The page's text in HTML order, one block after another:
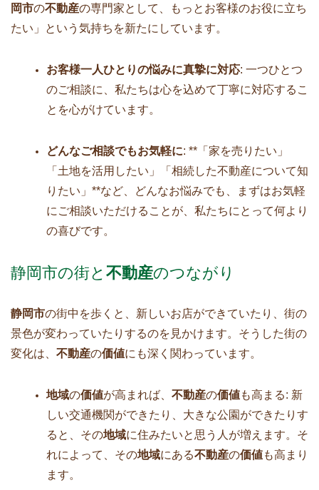
岡市の不動産の専門家として、もっとお客様のお役に立ち
たい」という気持ちを新たにしています。
お客様一人ひとりの悩みに真摯に対応: 一つひとつ
のご相談に、私たちは心を込めて丁寧に対応するこ
とを心がけています。
どんなご相談でもお気軽に: **「家を売りたい」
「土地を活用したい」「相続した不動産について知
りたい」**など、どんなお悩みでも、まずはお気軽
にご相談いただけることが、私たちにとって何より
の喜びです。
静岡市の街と 不動産のつながり
静岡市の街中を歩くと、新しいお店ができていたり、街の
景色が変わっていたりするのを見かけます。そうした街の
変化は、 不動産の価値にも深く関わっています。
地域の価値が高まれば、 不動産の価値も高まる: 新
しい交通機関ができたり、大きな公園ができたりす
ると、その地域に住みたいと思う人が増えます。そ
れによって、その地域にある不動産の価値も高まり
ます。